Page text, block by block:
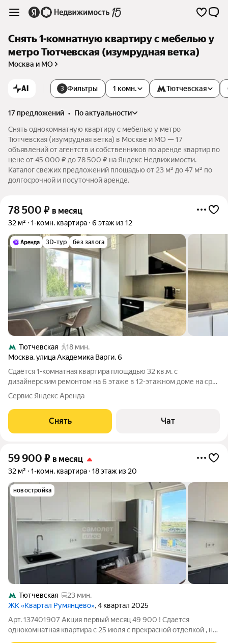
Снять 1-комнатную квартиру с мебелью у
метро Тютчевская (изумрудная ветка)
Москва и МО
AI 3 Фильтры 1 комн. Тютчевская
17 предложений •
по актуальности
Снять однокомнатную квартиру с мебелью у метро
Тютчевская (изумрудная ветка) в Москве и МО — 17
объявлений от агентств и собственников по аренде квартир по
цене от 45 000 ₽ до 78 500 ₽ на Яндекс Недвижимости.
Каталог свежих предложений площадью от 23 м² до 47 м² по
долгосрочной и посуточной аренде.
78 500 ₽ в месяц
32 м² 1-комн. квартира 6 этаж из 12
3D-тур без залога
Тютчевская
18 мин.
Москва,улица Академика Варги,6
Сдаётся 1-комнатная квартира площадью 32 кв.м. с
дизайнерским ремонтом на 6 этаже в 12-этажном доме на срок
от 11 месяцев. Дом - панельный. Коммунальные услуги по
счетчикам оплачиваются дополнительно.
Сервис Яндекс Аренда
Снять Чат
59 900 ₽ в месяц
32 м² 1-комн. квартира 18 этаж из 20
новостройка
Тютчевская
23 мин.
ЖК «Квартал Румянцево», 4 квартал 2025
Арт. 137401907 Акция первый месяц 49 900 ! Сдается
однокомнатная квартира с 25 июля с прекрасной отделкой , на